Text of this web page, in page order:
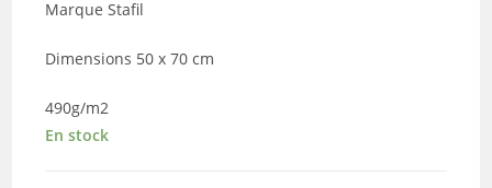
Marque Stafil
Dimensions 50 x 70 cm
490g/m2
En stock